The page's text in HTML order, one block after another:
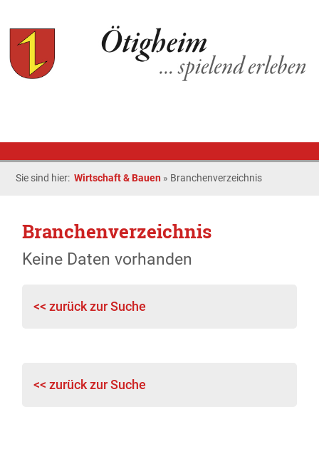
Sie sind hier:Wirtschaft & Bauen » Branchenverzeichnis
Branchenverzeichnis
Keine Daten vorhanden
<< zurück zur Suche
<< zurück zur Suche